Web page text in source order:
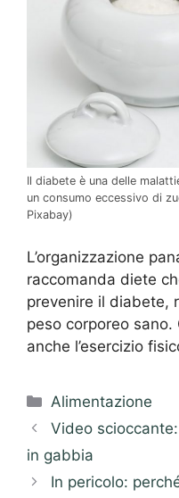
Il diabete è una delle
un consumo eccessivo di
Pixabay)
L’organizzazione
raccomanda diete
prevenire il diabete,
peso corporeo
anche l’esercizio
Categorie
Alimentazione
Video
in gabbia
In pericolo: